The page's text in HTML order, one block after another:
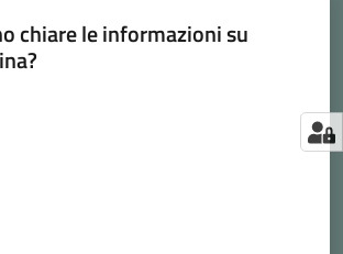
chiare le informazioni su